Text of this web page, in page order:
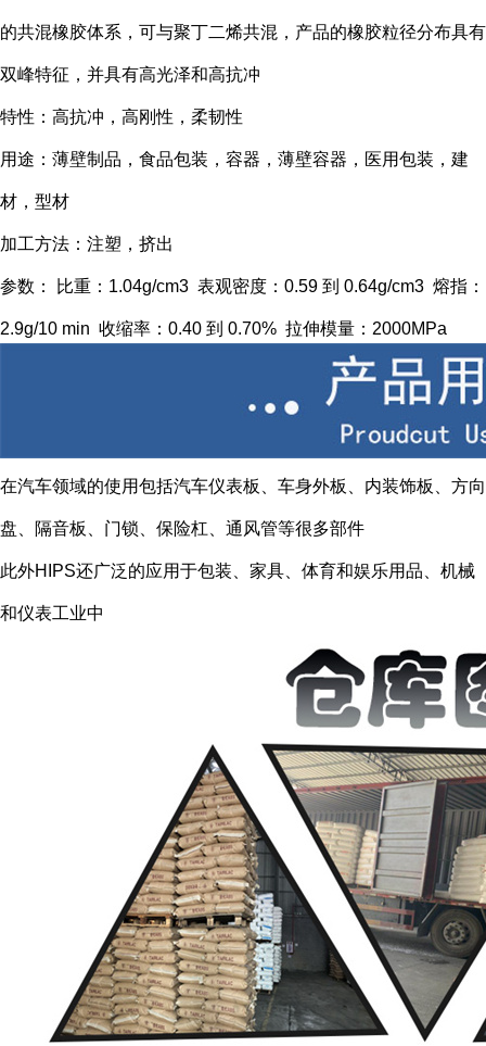
的共混橡胶体系，可与聚丁二烯共混，产品的橡胶粒径分布具有
双峰特征，并具有高光泽和高抗冲
特性：高抗冲，高刚性，柔韧性
用途：薄壁制品，食品包装，容器，薄壁容器，医用包装，建
材，型材
加工方法：注塑，挤出
参数： 比重：1.04g/cm3 表观密度：0.59 到 0.64g/cm3 熔指：
2.9g/10 min 收缩率：0.40 到 0.70% 拉伸模量：2000MPa
在汽车领域的使用包括汽车仪表板、车身外板、内装饰板、方向
盘、隔音板、门锁、保险杠、通风管等很多部件
此外HIPS还广泛的应用于包装、家具、体育和娱乐用品、机械
和仪表工业中